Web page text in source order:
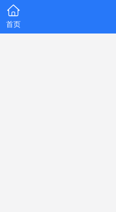
首页